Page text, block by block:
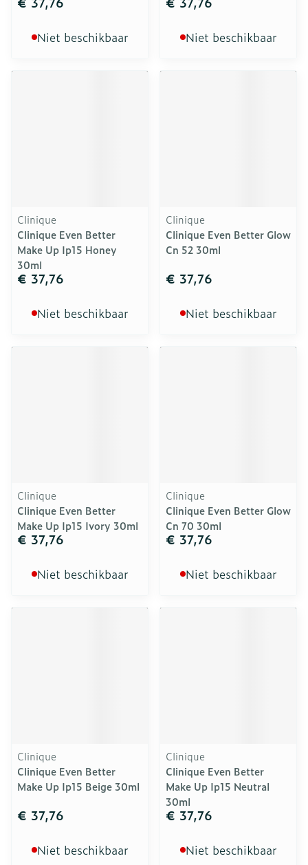
Niet beschikbaar Niet beschikbaar
Clinique
Clinique Even Better
Make Up Ip15 Honey
30ml
€ 37,76
Niet beschikbaar
Clinique
Clinique Even Better Glow
Cn 52 30ml
€ 37,76
Niet beschikbaar
Clinique
Clinique Even Better
Make Up Ip15 Ivory 30ml
€ 37,76
Niet beschikbaar
Clinique
Clinique Even Better Glow
Cn 70 30ml
€ 37,76
Niet beschikbaar
Clinique
Clinique Even Better
Make Up Ip15 Beige 30ml
€ 37,76
Niet beschikbaar
Clinique
Clinique Even Better
Make Up Ip15 Neutral
30ml
€ 37,76
Niet beschikbaar